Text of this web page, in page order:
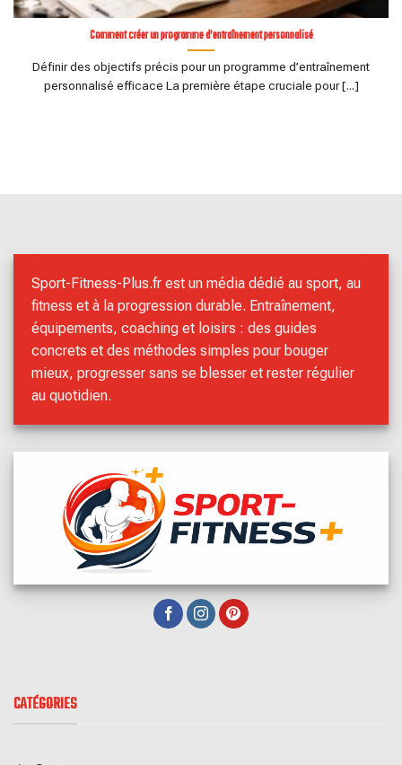
Comment créer un programme d’entraînement personnalisé
Définir des objectifs précis pour un programme d’entraînement
personnalisé efficace La première étape cruciale pour [...]
Sport-Fitness-Plus.fr est un média dédié au sport, au
fitness et à la progression durable. Entraînement,
équipements, coaching et loisirs : des guides
concrets et des méthodes simples pour bouger
mieux, progresser sans se blesser et rester régulier
au quotidien.
CATÉGORIES